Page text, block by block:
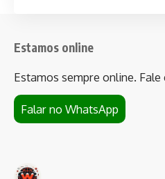
Estamos online
Estamos sempre online. Fale
Falar no WhatsApp